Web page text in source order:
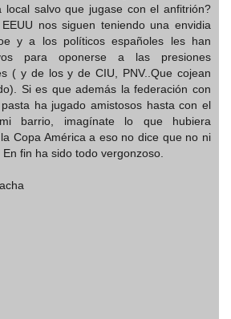
local salvo que jugase con el anfitrión?
nos siguen teniendo una envidia
y a los políticos españoles les han
para oponerse a las presiones
( y de los y de CIU, PNV..Que cojean
Si es que además la federación con
ha jugado amistosos hasta con el
barrio, imagínate lo que hubiera
Copa América a eso no dice que no ni
fin ha sido todo vergonzoso.